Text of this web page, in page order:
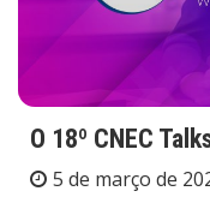
O 18º CNEC
5 de março de